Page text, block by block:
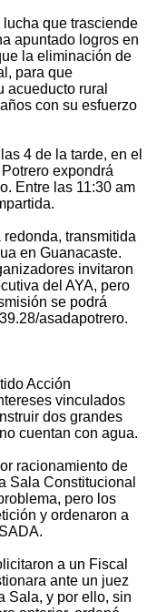
que trasciende
apuntado logros en
la eliminación de
para que
acueducto rural
con su esfuerzo
4 de la tarde, en el
expondrá
Entre las 11:30 am
transmitida
en Guanacaste.
invitaron
del AYA, pero
se podrá
asadapotrero.
Acción
vinculados
dos grandes
cuentan con agua.
racionamiento de
Sala Constitucional
pero los
y ordenaron a
a un Fiscal
ante un juez
Sala, y por ello, sin